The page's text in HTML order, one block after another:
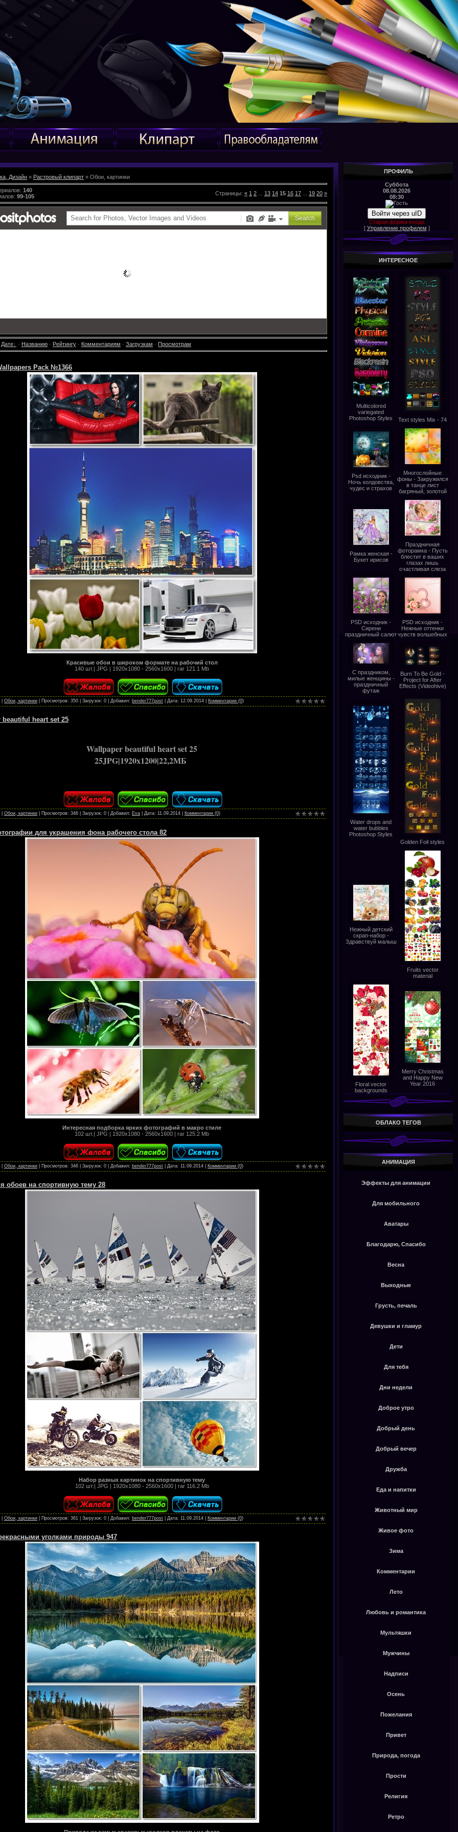
Дизайн » Растровый клипарт » Обои, картинки
: 140
: 99-105 Страницы: « 1 2 13 14 15 16 17 19 20 »
Дате · Названию · Рейтингу · Комментариям · Загрузкам · Просмотрам
Pack №1366
Красивые обои в широком формате на рабочий стол
140 шт.| JPG | 1920x1080 - 2560x1600 | rar 121.1 Mb
Обои, картинки Просмотров: 350 Загрузок: 0 Добавил: bender777post Дата: 12.09.2014 Комментарии (0)
beautiful heart set 25
Wallpaper beautiful heart set 25
25JPG|1920x1200|22,2МБ
Обои, картинки Просмотров: 346 Загрузок: 0 Добавил: Eva Дата: 11.09.2014 Комментарии (0)
для украшения фона рабочего стола 82
Интересная подборка ярких фотографий в макро стиле
102 шт.| JPG | 1920x1080 - 2560x1600 | rar 125.2 Mb
Обои, картинки Просмотров: 346 Загрузок: 0 Добавил: bender777post Дата: 11.09.2014 Комментарии (0)
обоев на спортивную тему 28
Набор разных картинок на спортивную тему
102 шт.| JPG | 1920x1080 - 2560x1600 | rar 116.2 Mb
Обои, картинки Просмотров: 361 Загрузок: 0 Добавил: bender777post Дата: 11.09.2014 Комментарии (0)
уголками природы 947
ПРОФИЛЬ
Суббота
08.08.2026
08:30
Войти через uID
Старая форма входа
[ Управление профилем ]
ИНТЕРЕСНОЕ
Multicolored
variegated
Photoshop Styles
Text styles Mix - 74
Psd исходник -
Ночь колдовства,
чудес и страхов
Многослойные
фоны - Закружился
в танце лист
багряный, золотой
Рамка женская -
Букет ирисов
Праздничная
фоторамка - Пусть
блестит в ваших
глазах лишь
счастливая слеза
PSD исходник -
Сирени
праздничный салют
PSD исходник -
Нежные оттенки
чувств волшебных
С праздником,
милые женщины -
праздничный
футаж
Burn To Be Gold -
Project for After
Effects (Videohive)
Water drops and
water bubbles
Photoshop Styles
Golden Foil styles
Нежный детский
скрап-набор -
Здравствуй малыш
Fruits vector
material
Floral vector
backgrounds
Merry Christmas
and Happy New
Year 2016
ОБЛАКО ТЕГОВ
АНИМАЦИЯ
Эффекты для анимации
Для мобильного
Аватары
Благодарю, Спасибо
Весна
Выходные
Грусть, печаль
Девушки и гламур
Дети
Для тебя
Дни недели
Доброе утро
Добрый день
Добрый вечер
Дружба
Еда и напитки
Животный мир
Живое фото
Зима
Комментарии
Лето
Любовь и романтика
Мультяшки
Мужчины
Надписи
Осень
Пожелания
Привет
Природа, погода
Прости
Религия
Ретро